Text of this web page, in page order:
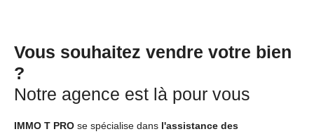
Vous souhaitez vendre votre bien
?
Notre agence est là pour vous
IMMO T PRO se spécialise dans l'assistance des